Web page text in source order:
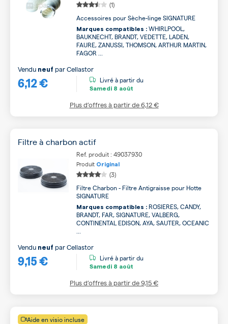
(1)
Accessoires pour Sèche-linge SIGNATURE
Marques compatibles : WHIRLPOOL,
BAUKNECHT, BRANDT, VEDETTE, LADEN,
FAURE, ZANUSSI, THOMSON, ARTHUR MARTIN,
FAGOR ...
6,12 €
Vendu neuf parCellastor
Livré à partir du
Samedi 8 août
Plus d’offres à partir de6,12 €
Filtre à charbon actif
Ref. produit : 49037930
Produit Original
(3)
Filtre Charbon - Filtre Antigraisse pour Hotte
SIGNATURE
Marques compatibles : ROSIERES, CANDY,
BRANDT, FAR, SIGNATURE, VALBERG,
CONTINENTAL EDISON, AYA, SAUTER, OCEANIC
9,15 €
Vendu neuf parCellastor
Livré à partir du
Samedi 8 août
Plus d’offres à partir de9,15 €
Aide en visio incluse